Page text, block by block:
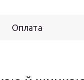
Оплата